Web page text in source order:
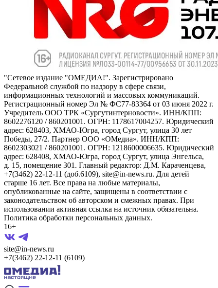
"Сетевое издание "ОМЕДИА!". Зарегистрировано
Федеральной службой по надзору в сфере связи,
информационных технологий и массовых коммуникаций.
Регистрационный номер Эл № ФС77-83364 от 03 июня 2022 г.
Учредитель ООО ТРК «Сургутинтерновости». ИНН/КПП:
8602276120 / 860201001. ОГРН: 1178617004257. Юридический
адрес: 628403, ХМАО-Югра, город Сургут, улица 30 лет
Победы, 27/2. Партнер ООО «ОМедиа». ИНН/КПП:
8602303021 / 860201001. ОГРН: 1218600006635. Юридический
адрес: 628408, ХМАО-Югра, город Сургут, улица Энгельса,
д. 15, помещение 301. Главный редактор: Д.М. Караченцева,
+7(3462) 22-12-11 (доб.6109), site@in-news.ru. Для детей
старше 16 лет. Все права на любые материалы,
опубликованные на сайте, защищены в соответствии с
законодательством об авторском и смежных правах. При
использовании активная ссылка на источник обязательна.
Политика обработки персональных данных.
16+
site@in-news.ru
+7(3462) 22-12-11 (6109)